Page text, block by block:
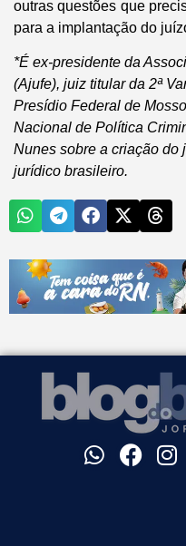
outras questões que
para a implantação do
*É ex-presidente da
(Ajufe), juiz titular da 2ª
Presídio Federal de
Nacional de Política
Nunes sobre a criação do
jurídico brasileiro.